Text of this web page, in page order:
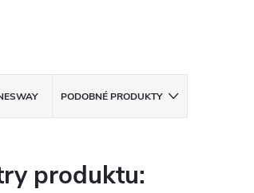
PODOBNÉ PRODUKTY
produktu: